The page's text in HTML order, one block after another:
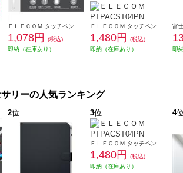
1,078円
(税込)
即納（在庫あり）
1,480円
(税込)
即納（在庫あり）
即
リーの人気ランキング
2位 3位
1,480円
(税込)
即納（在庫あり）
4